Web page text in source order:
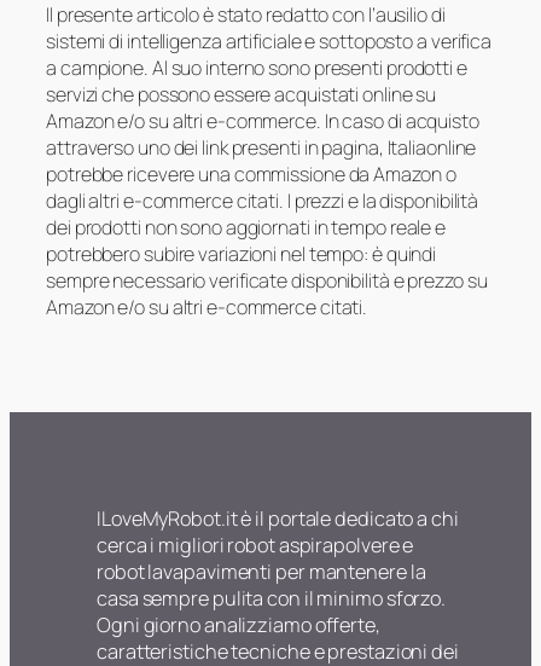
Il presente articolo è stato redatto con l’ausilio di
sistemi di intelligenza artificiale e sottoposto a verifica
a campione. Al suo interno sono presenti prodotti e
servizi che possono essere acquistati online su
Amazon e/o su altri e-commerce. In caso di acquisto
attraverso uno dei link presenti in pagina, Italiaonline
potrebbe ricevere una commissione da Amazon o
dagli altri e-commerce citati. I prezzi e la disponibilità
dei prodotti non sono aggiornati in tempo reale e
potrebbero subire variazioni nel tempo: è quindi
sempre necessario verificate disponibilità e prezzo su
Amazon e/o su altri e-commerce citati.
ILoveMyRobot.it è il portale dedicato a chi
cerca i migliori robot aspirapolvere e
robot lavapavimenti per mantenere la
casa sempre pulita con il minimo sforzo.
Ogni giorno analizziamo offerte,
caratteristiche tecniche e prestazioni dei